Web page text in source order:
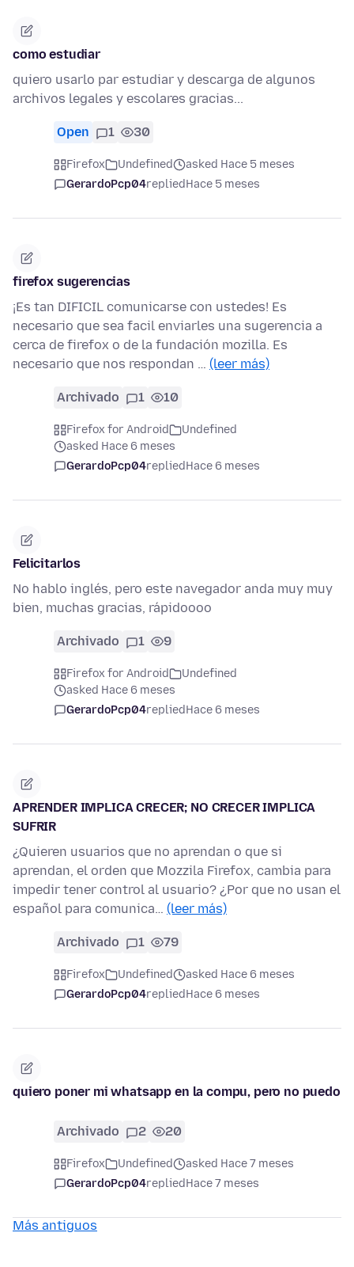
como estudiar
quiero usarlo par estudiar y descarga de algunos
archivos legales y escolares gracias...
Open 1 30
Firefox Undefined
asked Hace 5 meses
GerardoPcp04repliedHace 5 meses
firefox sugerencias
¡Es tan DIFICIL comunicarse con ustedes! Es
necesario que sea facil enviarles una sugerencia a
cerca de firefox o de la fundación mozilla. Es
necesario que nos respondan … (leer más)
Archivado 1 10
Firefox for Android
Undefined
asked Hace 6 meses
GerardoPcp04repliedHace 6 meses
Felicitarlos
No hablo inglés, pero este navegador anda muy muy
bien, muchas gracias, rápidoooo
Archivado 1 9
Firefox for Android
Undefined
asked Hace 6 meses
GerardoPcp04repliedHace 6 meses
APRENDER IMPLICA CRECER; NO CRECER IMPLICA
SUFRIR
¿Quieren usuarios que no aprendan o que si
aprendan, el orden que Mozzila Firefox, cambia para
impedir tener control al usuario? ¿Por que no usan el
español para comunica… (leer más)
Archivado 1 79
Firefox Undefined
asked Hace 6 meses
GerardoPcp04repliedHace 6 meses
quiero poner mi whatsapp en la compu, pero no puedo
Archivado 2 20
Firefox Undefined
asked Hace 7 meses
GerardoPcp04repliedHace 7 meses
Más antiguos